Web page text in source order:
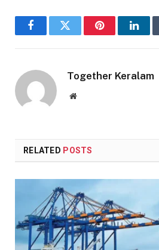
FacebookTwitter Pinterest
Together Keralam
Website
RELATED POSTS